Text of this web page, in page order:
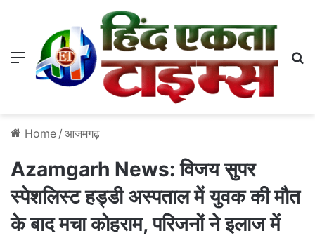
Menu
Home / आजमगढ़
Azamgarh News: विजय सुपर
स्पेशलिस्ट हड्डी अस्पताल में युवक की मौत
के बाद मचा कोहराम, परिजनों ने इलाज में